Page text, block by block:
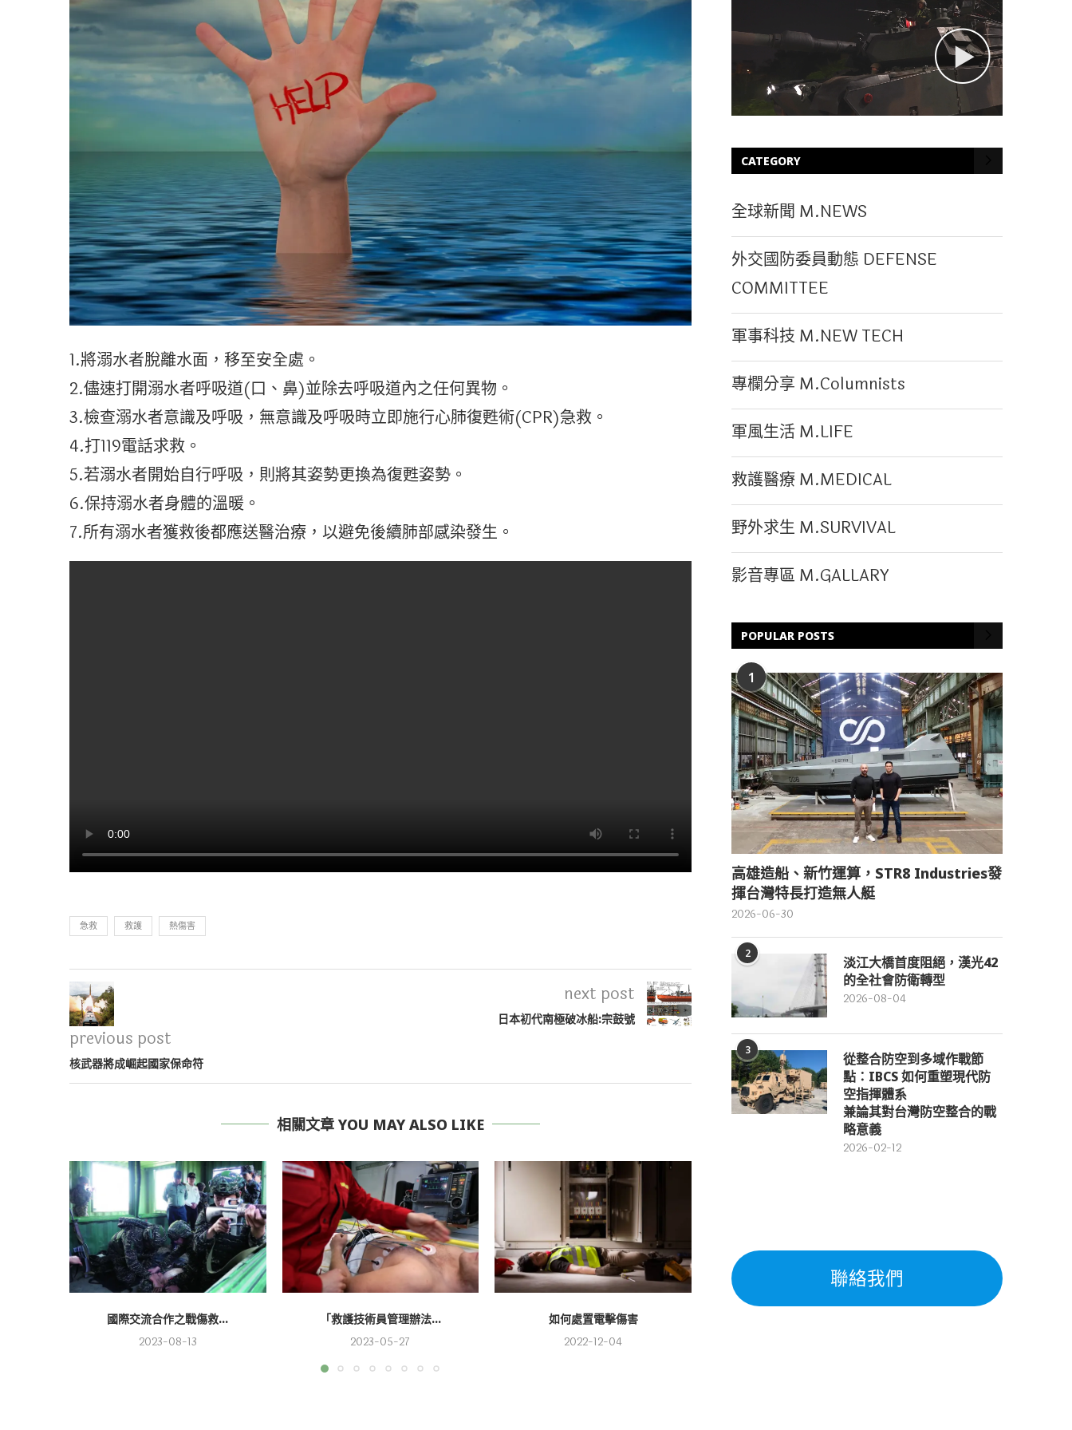
1.將溺水者脫離水面，移至安全處。
2.儘速打開溺水者呼吸道(口、鼻)並除去呼吸道內之任何異物。
3.檢查溺水者意識及呼吸，無意識及呼吸時立即施行心肺復甦術(CPR)急救。
4.打119電話求救。
5.若溺水者開始自行呼吸，則將其姿勢更換為復甦姿勢。
6.保持溺水者身體的溫暖。
7.所有溺水者獲救後都應送醫治療，以避免後續肺部感染發生。
急救 救護 熱傷害
previous post
核武器將成崛起國家保命符
next post
日本初代南極破冰船:宗鼓號
相關文章 YOU MAY ALSO LIKE
國際交流合作之戰傷救...
2023-08-13
「救護技術員管理辦法...
2023-05-27
如何處置電擊傷害
2022-12-04
CATEGORY
全球新聞 M.NEWS
外交國防委員動態 DEFENSE
COMMITTEE
軍事科技 M.NEW TECH
專欄分享 M.Columnists
軍風生活 M.LIFE
救護醫療 M.MEDICAL
野外求生 M.SURVIVAL
影音專區 M.GALLARY
POPULAR POSTS
1
高雄造船、新竹運算，STR8 Industries發
揮台灣特長打造無人艇
2026-06-30
2
淡江大橋首度阻絕，漢光42
的全社會防衛轉型
2026-08-04
3
從整合防空到多域作戰節
點：IBCS 如何重塑現代防
空指揮體系
兼論其對台灣防空整合的戰
略意義
2026-02-12
聯絡我們